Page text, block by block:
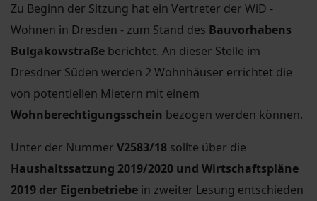
Zu Beginn der Sitzung hat ein Vertreter der WiD -
Wohnen in Dresden - zum Stand des Bauvorhabens
Bulgakowstraße berichtet. An dieser Stelle im
Dresdner Süden werden 2 Wohnhäuser errichtet die
von potentiellen Mietern mit einem
Wohnberechtigungsschein bezogen werden können.
Unter der Nummer V2583/18 sollte über die
Haushaltssatzung 2019/2020 und Wirtschaftspläne
2019 der Eigenbetriebe in zweiter Lesung entschieden